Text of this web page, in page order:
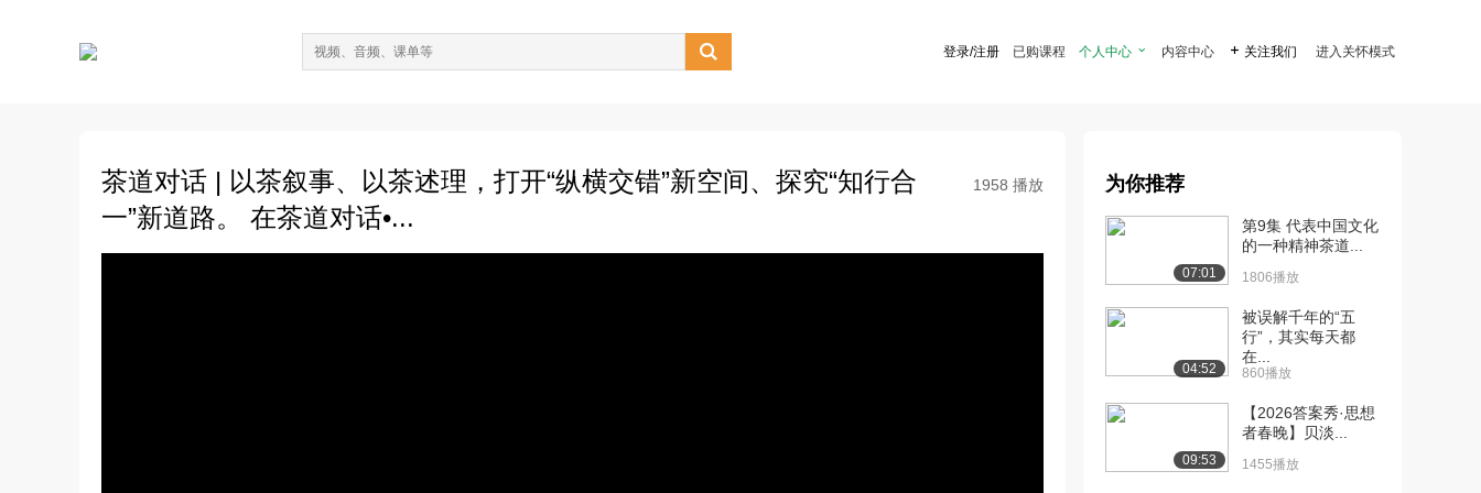
 登录/注册 已购课程 个人中心  内容中心  关注我们 进入关怀模式
茶道对话 | 以茶叙事、以茶述理，打开“纵横交错”新空间、探究“知行合
一”新道路。 在茶道对话•...
1958 播放 为你推荐
07:01
第9集 代表中国文化
的一种精神茶道...
1806播放
04:52
被误解千年的“五
行”，其实每天都
在...
860播放
09:53
【2026答案秀·思想
者春晚】贝淡...
1455播放